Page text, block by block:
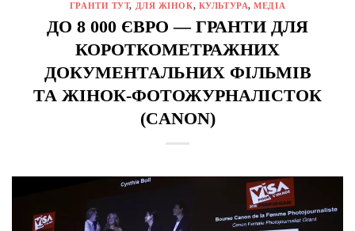
ГРАНТИ ТУТ, ДЛЯ ЖІНОК, КУЛЬТУРА,МЕДІА
ДО 8 000 ЄВРО — ГРАНТИ ДЛЯ
КОРОТКОМЕТРАЖНИХ
ДОКУМЕНТАЛЬНИХ ФІЛЬМІВ
ТА ЖІНОК-ФОТОЖУРНАЛІСТОК
(CANON)